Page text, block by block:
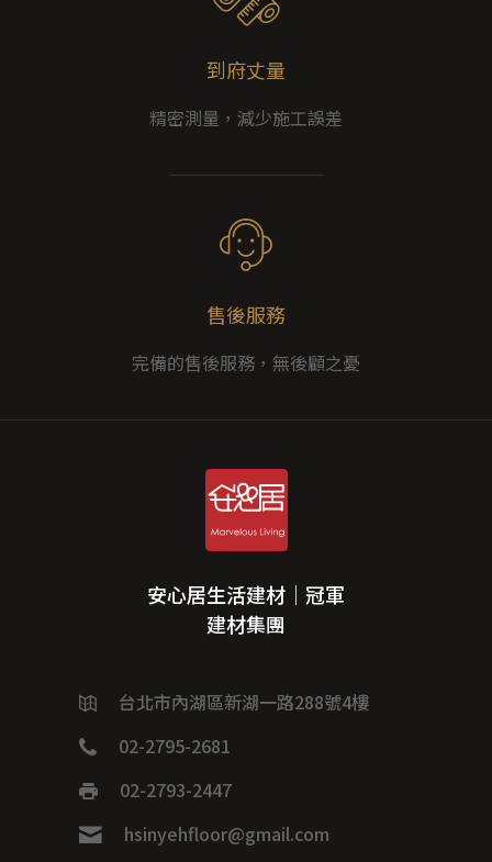
到府丈量
精密測量，減少施工誤差
售後服務
完備的售後服務，無後顧之憂
安心居生活建材｜冠軍
建材集團
台北市內湖區新湖一路288號4樓
02-2795-2681
02-2793-2447
hsinyehfloor@gmail.com